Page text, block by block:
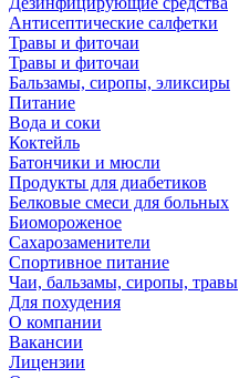
Антисептические салфетки
Травы и фиточаи
Травы и фиточаи
Бальзамы, сиропы, эликсиры
Питание
Вода и соки
Коктейль
Батончики и мюсли
Продукты для диабетиков
Белковые смеси для больных
Биомороженое
Сахарозаменители
Спортивное питание
Чаи, бальзамы, сиропы, травы
Для похудения
О компании
Вакансии
Лицензии